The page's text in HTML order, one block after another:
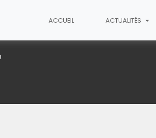
ACCUEIL ACTUALITÉS